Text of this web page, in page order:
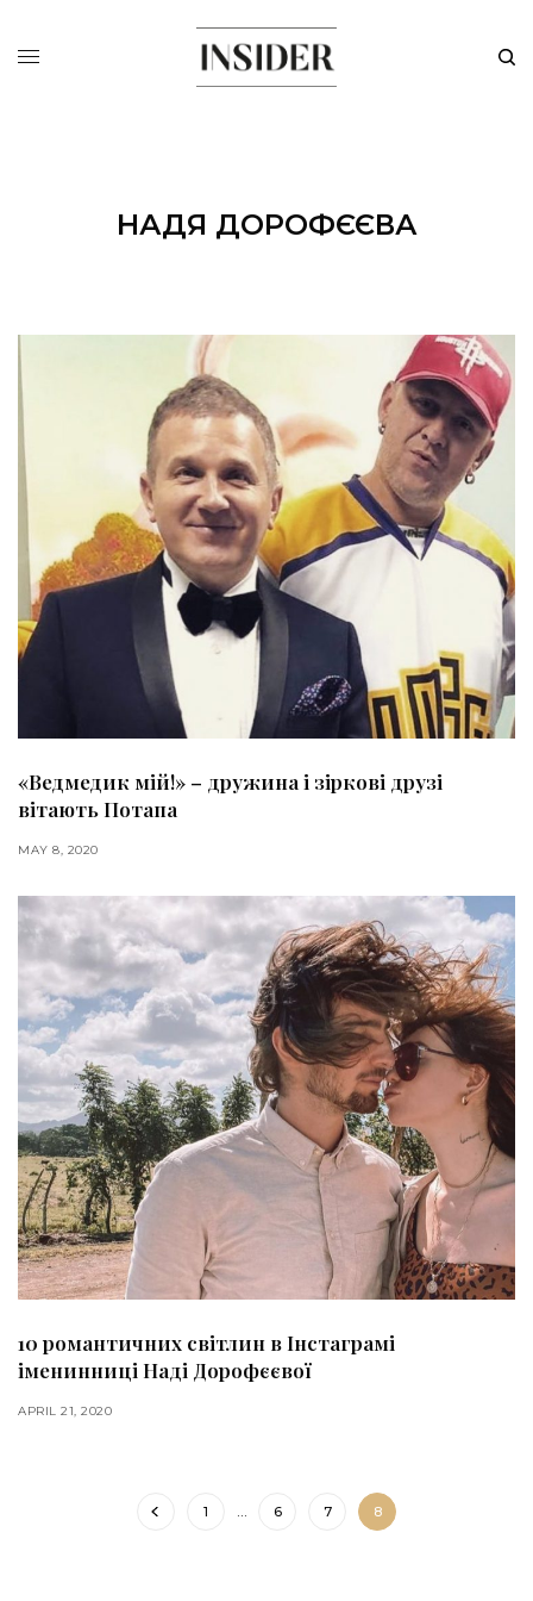
НАДЯ ДОРОФЄЄВА
«Ведмедик мій!» – дружина і зіркові друзі
вітають Потапа
MAY 8, 2020
10 романтичних світлин в Інстаграмі
іменинниці Наді Дорофєєвої
APRIL 21, 2020
1 … 6 7 8